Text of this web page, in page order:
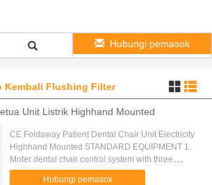
Hubungi pemasok
Kembali Flushing Filter
Unit Listrik Highhand Mounted
CE Foldaway Patient Dental Chair Unit Electricity
Highhand Mounted STANDARD EQUIPMENT 1.
Moter dental chair control system with three
memory and inter-lock set 2. Foldaway patient
Hubungi pemasok